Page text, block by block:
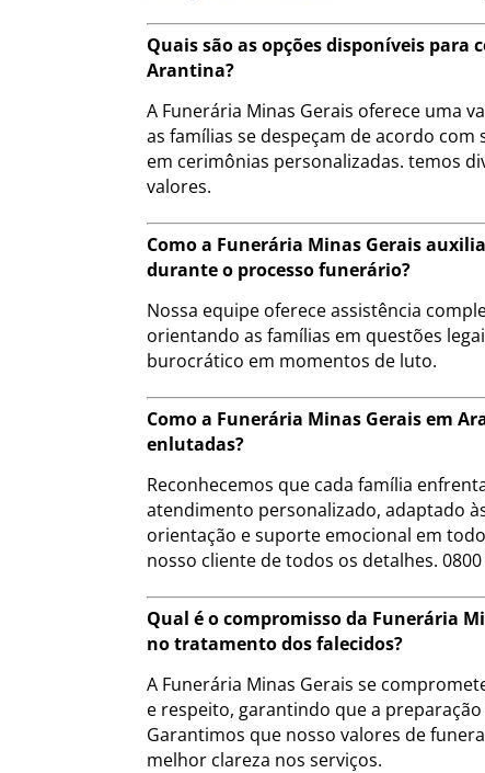
Quais são as opções disponíveis
Arantina?
A Funerária Minas Gerais oferece uma
as famílias se despeçam de acordo
em cerimônias personalizadas. temos
valores.
Como a Funerária Minas Gerais
durante o processo funerário?
Nossa equipe oferece assistência
orientando as famílias em questões
burocrático em momentos de luto.
Como a Funerária Minas Gerais em
enlutadas?
Reconhecemos que cada família
atendimento personalizado, adaptado
orientação e suporte emocional em
nosso cliente de todos os detalhes. 0800
Qual é o compromisso da Funerária
no tratamento dos falecidos?
A Funerária Minas Gerais se
e respeito, garantindo que a
Garantimos que nosso valores de
melhor clareza nos serviços.